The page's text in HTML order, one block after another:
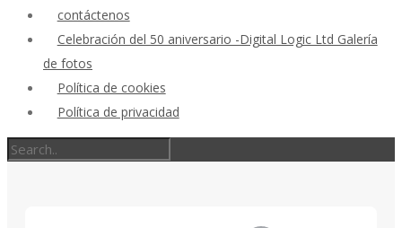
contáctenos
Celebración del 50 aniversario -Digital Logic Ltd Galería
de fotos
Política de cookies
Política de privacidad